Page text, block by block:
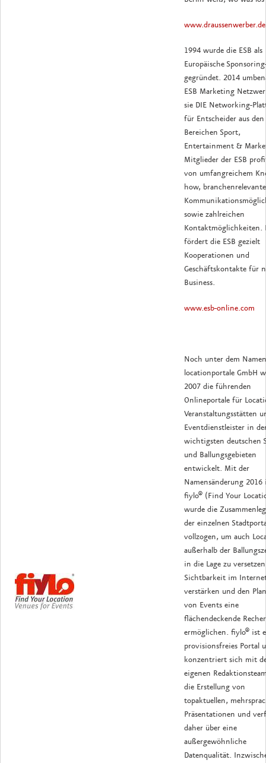
www.draussenwerber.de
1994 wurde die ESB als
Europäische
gegründet. 2014
ESB Marketing
sie DIE Networking-
für Entscheider aus den
Bereichen Sport,
Entertainment &
Mitglieder der ESB
von umfangreichem
how,
sowie zahlreichen
Kontaktmöglichkeiten.
fördert die ESB gezielt
Kooperationen und
Geschäftskontakte für
Business.
www.esb-online.com
Noch unter dem Namen
locationportale GmbH
2007 die führenden
Onlineportale für
Veranstaltungsstätten
Eventdienstleister in
wichtigsten deutschen
und Ballungsgebieten
entwickelt. Mit der
Namensänderung 2016
fiylo® (Find Your
wurde die
der einzelnen
vollzogen, um auch
außerhalb der
in die Lage zu
Sichtbarkeit im
verstärken und den
von Events eine
flächendeckende
ermöglichen. fiylo® ist
provisionsfreies Portal
konzentriert sich mit
eigenen
die Erstellung von
topaktuellen,
Präsentationen und
daher über eine
außergewöhnliche
Datenqualität.